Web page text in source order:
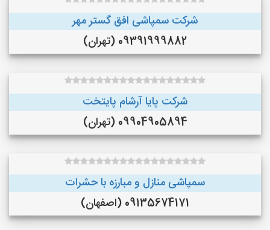
شرکت سمپاشی افق گستر مهر
09391999882 (تهران)
شرکت پایا آرشام پایتخت
09904905894 (تهران)
سمپاشی منازل و مبارزه با حشرات
09135674171 (اصفهان)